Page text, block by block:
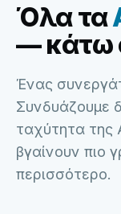
Όλα τα
— κάτω
Ένας
Συνδυάζουμε
ταχύτητα της
βγαίνουν πιο
περισσότερο.